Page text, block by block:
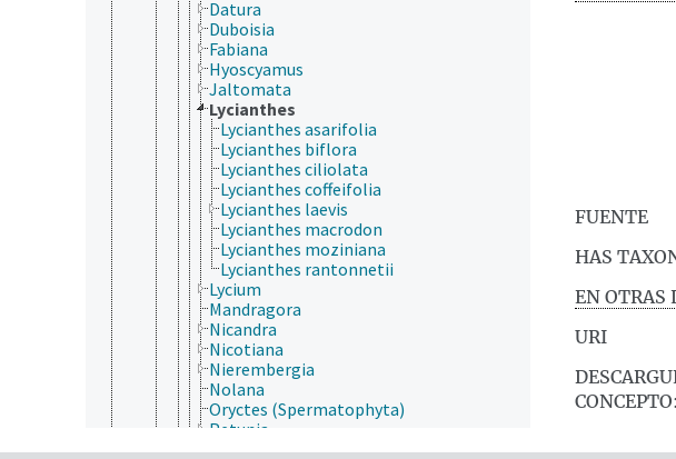
Datura
Duboisia
Fabiana
Hyoscyamus
Jaltomata
Lycianthes
Lycianthes asarifolia
Lycianthes biflora
Lycianthes ciliolata
Lycianthes coffeifolia
Lycianthes laevis
Lycianthes macrodon
Lycianthes moziniana
Lycianthes rantonnetii
Lycium
Mandragora
Nicandra
Nicotiana
Nierembergia
Nolana
Oryctes (Spermatophyta)
Petunia
Physalis
FUENTE
HAS
EN OTRAS
URI
CONCEPTO: